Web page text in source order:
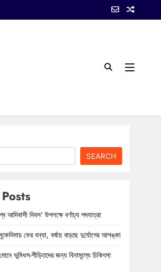
SEARCH
আদিবাসী দিবস’ উপলক্ষে বর্ণাঢ্য পদযাত্রা
ফের বন্যা, বর্ষায় বাড়ছে দুর্যোগের আশঙ্কা
মোনে ভূমিধস-পীড়িতদের জন্য বিনামূল্যে চিকিৎসা